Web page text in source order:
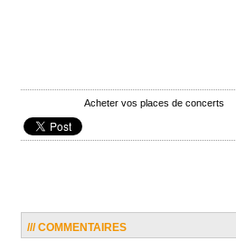
Acheter vos places de concerts
/// COMMENTAIRES